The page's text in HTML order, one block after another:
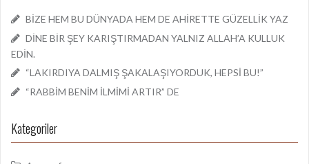
BİZE HEM BU DÜNYADA HEM DE AHİRETTE GÜZELLİK YAZ
DİNE BİR ŞEY KARIŞTIRMADAN YALNIZ ALLAH’A KULLUK
EDİN.
“LAKIRDIYA DALMIŞ ŞAKALAŞIYORDUK, HEPSİ BU!”
“RABBİM BENİM İLMİMİ ARTIR” DE
Kategoriler